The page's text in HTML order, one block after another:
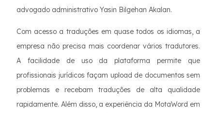
advogado administrativo Yasin Bilgehan Akalan.
Com acesso a traduções em quase todos os idiomas, a
empresa não precisa mais coordenar vários tradutores.
A facilidade de uso da plataforma permite que
profissionais jurídicos façam upload de documentos sem
problemas e recebam traduções de alta qualidade
rapidamente. Além disso, a experiência da MotaWord em